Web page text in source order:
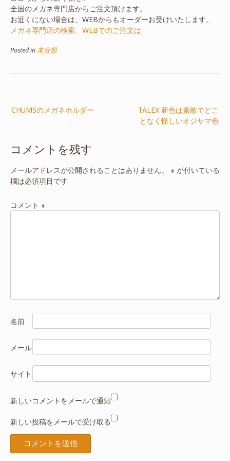
全国のメガネ専門店からご注文頂けます。
お近くにない場合は、WEBからもオーダーお受けいたします。
メガネ専門店の検索、WEBでのご注文は
Posted in未分類
稿
ビ
ゲ
ー
シ
ョ
ン
TALEX 新色は素敵でどこ
となく怪しいオジサマ色
CHUMSのメガネホルダー
コメントを残す
メールアドレスが公開されることはありません。 ※ が付いている
欄は必須項目です
コメント ※
名前
メール
サイト
新しいコメントをメールで通知
新しい投稿をメールで受け取る